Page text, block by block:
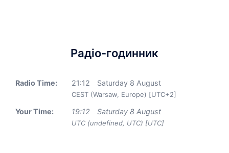
Радіо-годинник
Radio Time: 21:12 Saturday 8 August
CEST (Warsaw, Europe) [UTC+2]
Your Time: 19:12 Saturday 8 August
UTC (undefined, UTC) [UTC]